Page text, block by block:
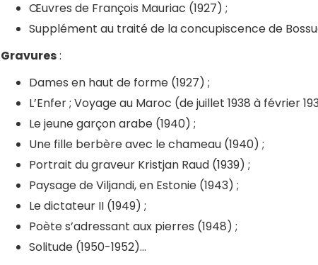
Œuvres de François Mauriac (1927) ;
Supplément au traité de la concupiscence de
Gravures:
Dames en haut de forme (1927) ;
L’Enfer ; Voyage au Maroc (de juillet 1938 à février
Le jeune garçon arabe (1940) ;
Une fille berbère avec le chameau (1940) ;
Portrait du graveur Kristjan Raud (1939) ;
Paysage de Viljandi, en Estonie (1943) ;
Le dictateur II (1949) ;
Poète s’adressant aux pierres (1948) ;
Solitude (1950-1952)…